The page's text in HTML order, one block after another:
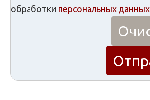
обработки персональных данных